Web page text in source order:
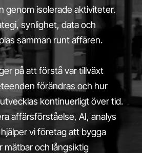
genom isolerade aktiviteter.
synlighet, data och
samman runt affären.
på att förstå var tillväxt
förändras och hur
kontinuerligt över tid.
affärsförståelse, AI, analys
vi företag att bygga
mätbar och långsiktig